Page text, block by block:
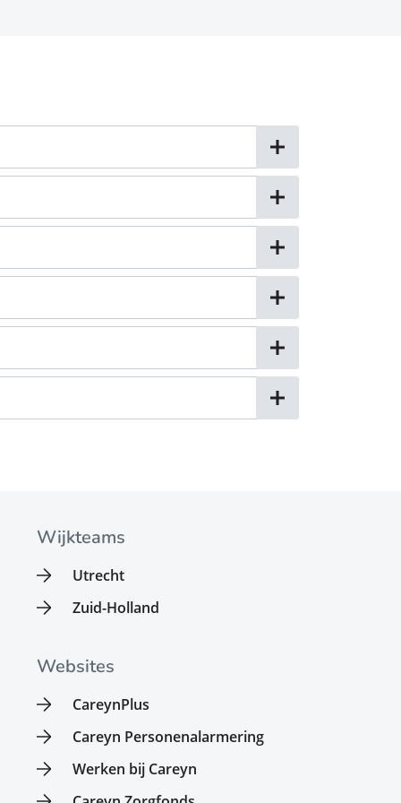
Wijkteams
Utrecht
Zuid-Holland
Websites
CareynPlus
Careyn Personenalarmering
Werken bij Careyn